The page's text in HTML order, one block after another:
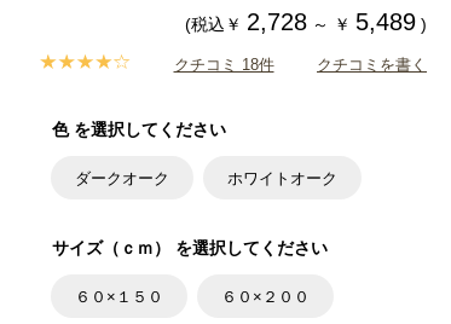
(税込￥ 2,728 ～ ￥ 5,489 )
クチコミ 18件 クチコミを書く
色 を選択してください
ダークオーク ホワイトオーク
サイズ（ｃｍ） を選択してください
６０×１５０ ６０×２００